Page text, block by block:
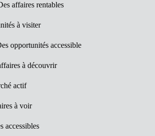
affaires rentables
à visiter
opportunités accessible
à découvrir
actif
à voir
accessibles